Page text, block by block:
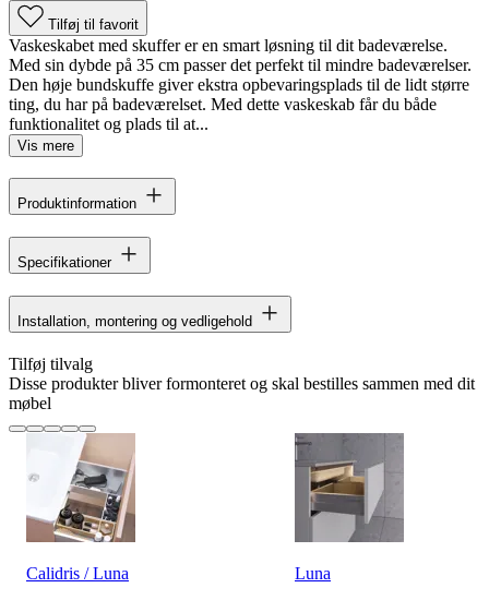
Tilføj til favorit
Vaskeskabet med skuffer er en smart løsning til dit badeværelse.
Med sin dybde på 35 cm passer det perfekt til mindre badeværelser.
Den høje bundskuffe giver ekstra opbevaringsplads til de lidt større
ting, du har på badeværelset. Med dette vaskeskab får du både
funktionalitet og plads til at...
Vis mere
Produktinformation
Specifikationer
Installation, montering og vedligehold
Tilføj tilvalg
Disse produkter bliver formonteret og skal bestilles sammen med dit
møbel
Calidris / Luna
Luna